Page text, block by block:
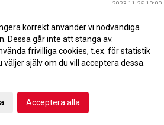
2023-11-25 10:00
2023-11-23 16:10
Tyresö FF Styrelse
Tyresö FF Herr
korrekt använder vi nödvändiga
Dessa går inte att stänga av.
frivilliga cookies, t.ex. för statistik
själv om du vill acceptera dessa.
Acceptera alla